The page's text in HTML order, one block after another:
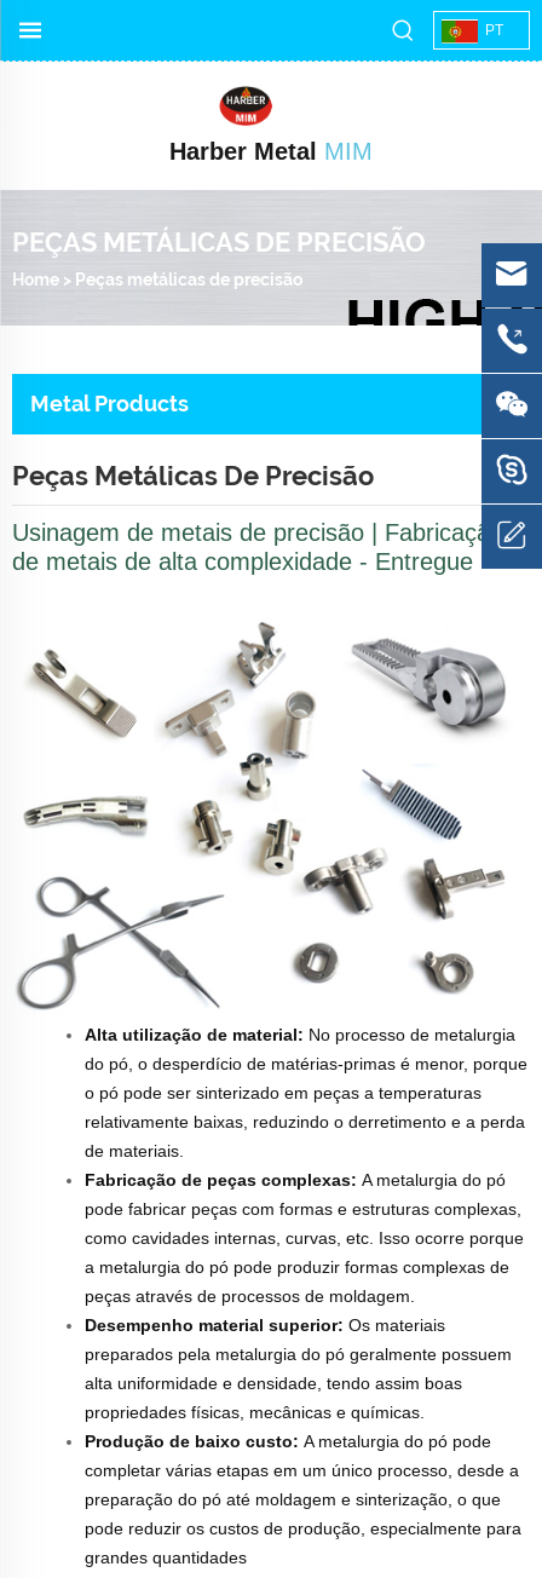
PT
Harber Metal MIM
PEÇAS METÁLICAS DE PRECISÃO
Home > Peças metálicas de precisão
Metal Products
Peças Metálicas De Precisão
Usinagem de metais de precisão | Fabricação
de metais de alta complexidade - Entregue
Alta utilização de material: No processo de metalurgia
do pó, o desperdício de matérias-primas é menor, porque
o pó pode ser sinterizado em peças a temperaturas
relativamente baixas, reduzindo o derretimento e a perda
de materiais.
Fabricação de peças complexas: A metalurgia do pó
pode fabricar peças com formas e estruturas complexas,
como cavidades internas, curvas, etc. Isso ocorre porque
a metalurgia do pó pode produzir formas complexas de
peças através de processos de moldagem.
Desempenho material superior: Os materiais
preparados pela metalurgia do pó geralmente possuem
alta uniformidade e densidade, tendo assim boas
propriedades físicas, mecânicas e químicas.
Produção de baixo custo: A metalurgia do pó pode
completar várias etapas em um único processo, desde a
preparação do pó até moldagem e sinterização, o que
pode reduzir os custos de produção, especialmente para
grandes quantidades